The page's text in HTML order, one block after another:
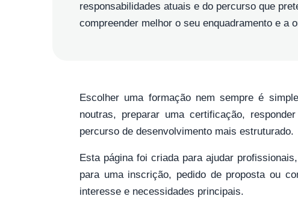
responsabilidades atuais e do percurso que
compreender melhor o seu enquadramento e a
Escolher uma formação nem sempre é
noutras, preparar uma certificação,
percurso de desenvolvimento mais estruturado.
Esta página foi criada para ajudar
para uma inscrição, pedido de proposta ou
interesse e necessidades principais.